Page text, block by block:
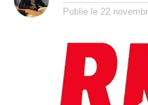
Publie le 22